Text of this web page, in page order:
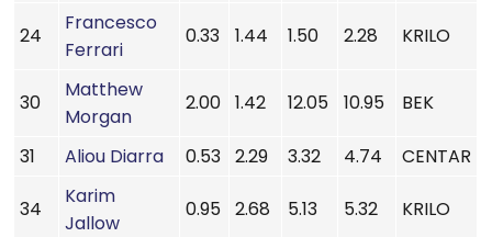
24
Francesco
Ferrari
0.33 1.44 1.50 2.28 KRILO
30
Matthew
Morgan
2.00 1.42 12.05 10.95 BEK
31 Aliou Diarra 0.53 2.29 3.32 4.74 CENTAR
34
Karim
Jallow
0.95 2.68 5.13 5.32 KRILO